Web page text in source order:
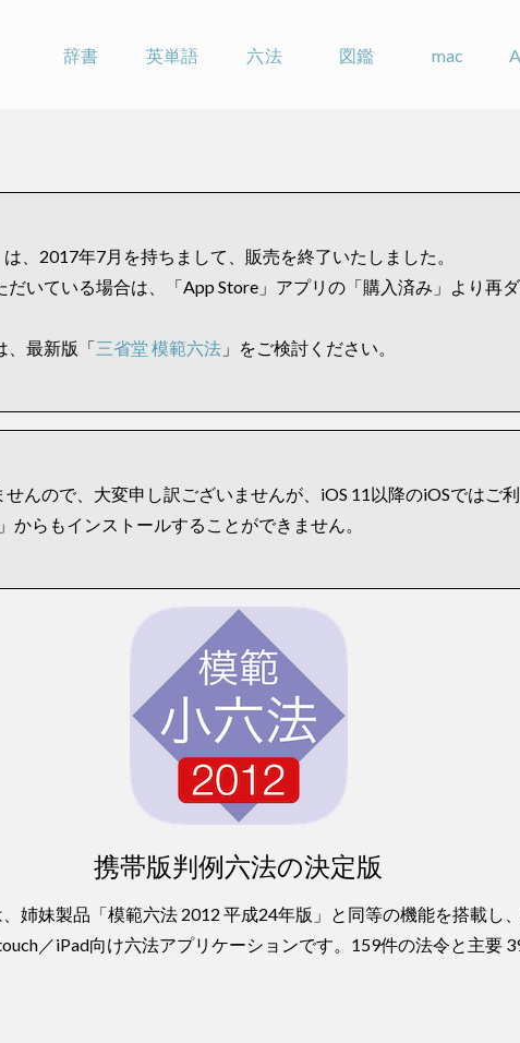
辞書 英単語 六法 図鑑 mac
、2017年7月を持ちまして、販売を終了いたしました。
いている場合は、「App Store」アプリの「購入済み」より再
、最新版「三省堂 模範六法 」をご検討ください。
んので、大変申し訳ございませんが、iOS 11以降のiOSではご利
からもインストールすることができません。
携帯版判例六法の決定版
、姉妹製品「模範六法 2012 平成24年版」と同等の機能を搭載し
／iPad向け六法アプリケーションです。159件の法令と主要